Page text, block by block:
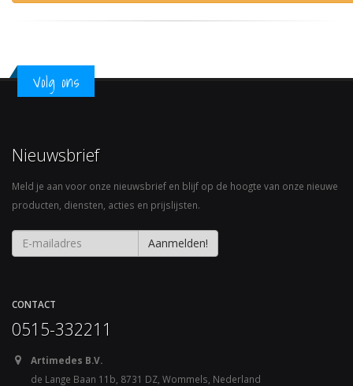
Volg ons
Nieuwsbrief
Meld je aan voor onze nieuwsbrief en blijf op de hoogte van onze nieuwe
producten, diensten, acties en prijslijsten.
CONTACT
0515-332211
Artimedes B.V.
de Lange Baan 11b, 8731 DZ, Wommels, Nederland